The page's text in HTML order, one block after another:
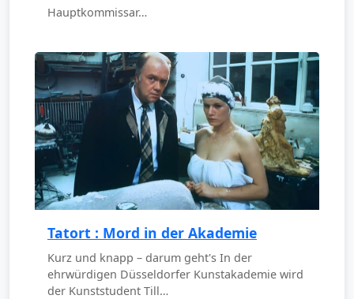
Hauptkommissar…
Tatort : Mord in der Akademie
Kurz und knapp – darum geht's In der
ehrwürdigen Düsseldorfer Kunstakademie wird
der Kunststudent Till…